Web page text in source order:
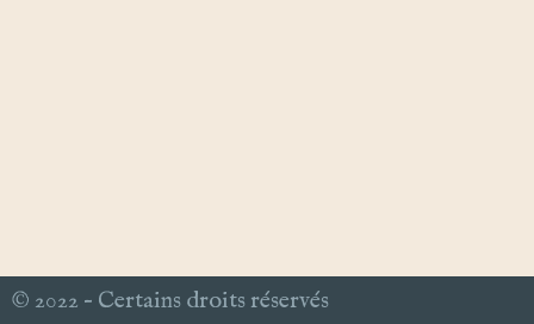
© 2022 – Certains droits réservés